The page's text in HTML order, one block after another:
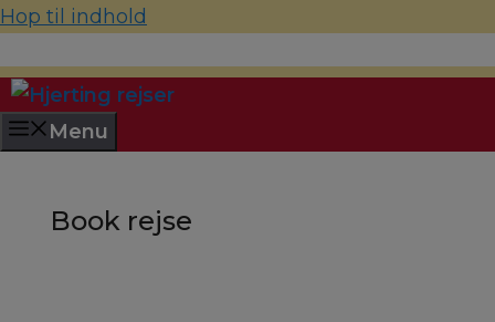
Hop til indhold
Menu
Book rejse